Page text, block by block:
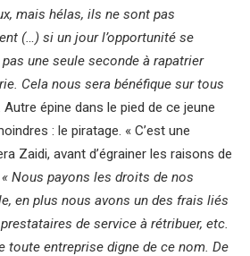
mais hélas, ils ne sont pas
(…) si un jour l’opportunité se
une seule seconde à rapatrier
Cela nous sera bénéfique sur tous
épine dans le pied de ce jeune
: le piratage. « C’est une
Zaidi, avant d’égrainer les raisons de
« Nous payons les droits de nos
en plus nous avons un des frais liés
de service à rétribuer, etc.
toute entreprise digne de ce nom. De